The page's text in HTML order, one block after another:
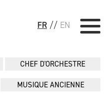
FR // EN
CHEF D'ORCHESTRE
MUSIQUE ANCIENNE